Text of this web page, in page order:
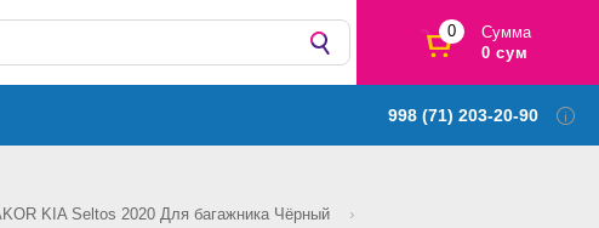
0
Сумма
0 сум
998 (71) 203-20-90
KIA Seltos 2020 Для багажника Чёрный